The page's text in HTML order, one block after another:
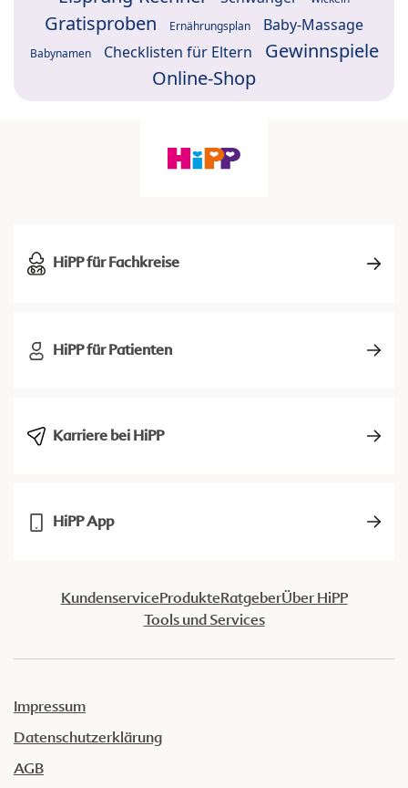
Gratisproben Ernährungsplan Baby-Massage
Babynamen Checklisten für Eltern
Gewinnspiele
Online-Shop
HiPP für Fachkreise
HiPP für Patienten
Karriere bei HiPP
HiPP App
KundenserviceProdukteRatgeberÜber HiPP
Tools und Services
Impressum
Datenschutzerklärung
AGB